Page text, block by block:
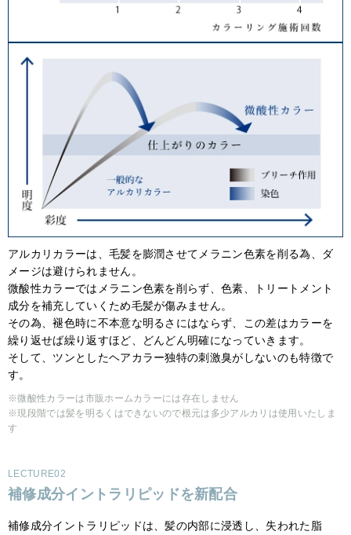
アルカリカラーは、毛髪を膨潤させてメラニン色素を削る為、ダ
メージは避けられません。
微酸性カラーではメラニン色素を削らず、色素、トリートメント
成分を補充していくため毛髪が傷みません。
その為、褪色時に不本意な明るさにはならず、この差はカラーを
繰り返せば繰り返すほど、どんどん明確になっていきます。
そして、ツンとしたヘアカラー独特の刺激臭がしないのも特徴で
す。
※微酸性カラーは市販ホームカラーには存在しません
※現段階では髪を明るくはできないので根元は多少アルカリは使用いたしま
す
LECTURE02
補修成分イントラリピッドを新配合
補修成分イントラリピッドは、髪の内部に浸透し、失われた脂